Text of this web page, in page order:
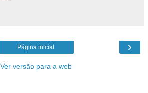
›
Página inicial
Ver versão para a web